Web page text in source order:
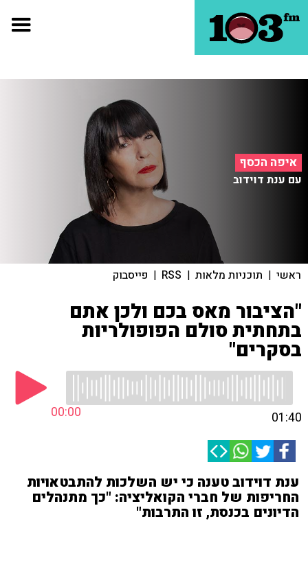
איפה הכסף
עם ענת דוידוב
ראשי | תוכניות מלאות |
RSS
| פייסבוק
"הציבור מאס בכם ולכן אתם
בתחתית סולם הפופולריות
בסקרים"
00:00 01:40
ענת דוידוב טענה כי יש השלכות להתבטאויות
החריפות של חברי הקואליציה: "כך מתנהלים
הדיונים בכנסת, זו התרבות"